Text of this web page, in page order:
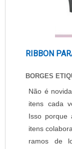
RIBBON
BORGES
Não é
itens cada
Isso porque
itens
ramos de